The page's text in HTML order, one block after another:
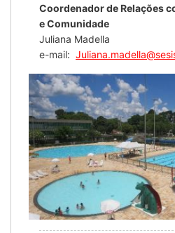
Coordenador de Relações
e Comunidade
Juliana Madella
e-mail: